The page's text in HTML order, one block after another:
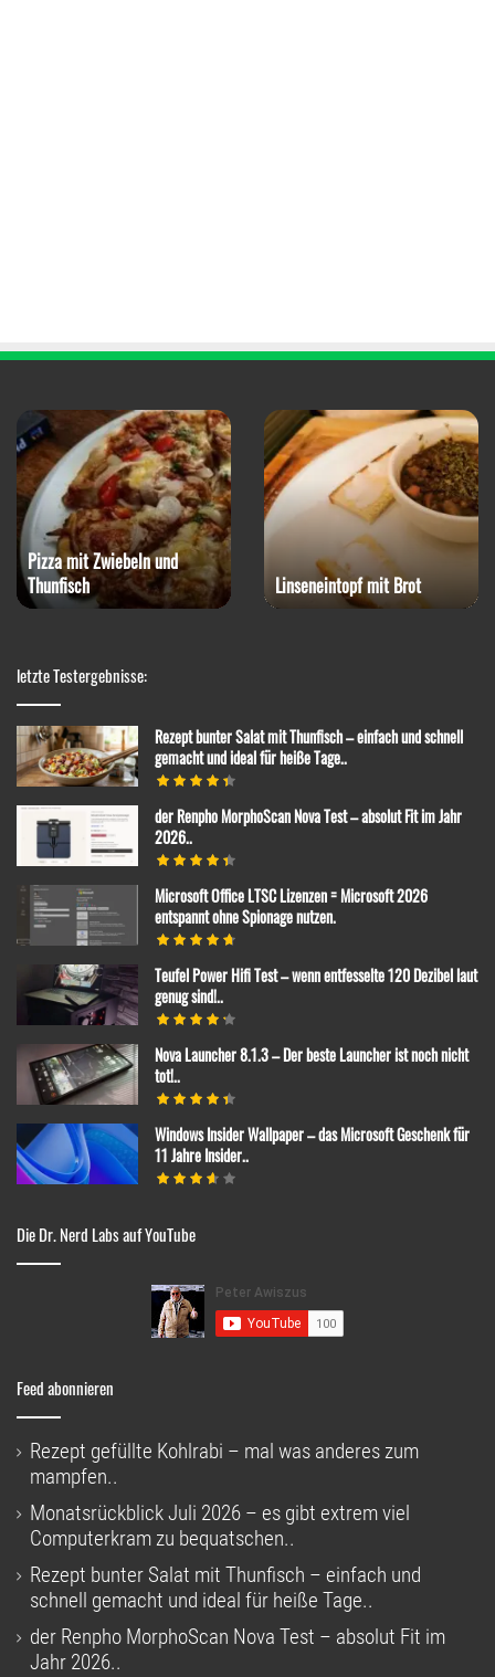
Pizza mit Zwiebeln und
Thunfisch
Linseneintopf mit Brot
letzte Testergebnisse:
Rezept bunter Salat mit Thunfisch – einfach und schnell
gemacht und ideal für heiße Tage..
der Renpho MorphoScan Nova Test – absolut Fit im Jahr
2026..
Microsoft Office LTSC Lizenzen = Microsoft 2026
entspannt ohne Spionage nutzen.
Teufel Power Hifi Test – wenn entfesselte 120 Dezibel laut
genug sind!..
Nova Launcher 8.1.3 – Der beste Launcher ist noch nicht
tot!..
Windows Insider Wallpaper – das Microsoft Geschenk für
11 Jahre Insider..
Die Dr. Nerd Labs auf YouTube
Feed abonnieren
Rezept gefüllte Kohlrabi – mal was anderes zum
mampfen..
Monatsrückblick Juli 2026 – es gibt extrem viel
Computerkram zu bequatschen..
Rezept bunter Salat mit Thunfisch – einfach und
schnell gemacht und ideal für heiße Tage..
der Renpho MorphoScan Nova Test – absolut Fit im
Jahr 2026..